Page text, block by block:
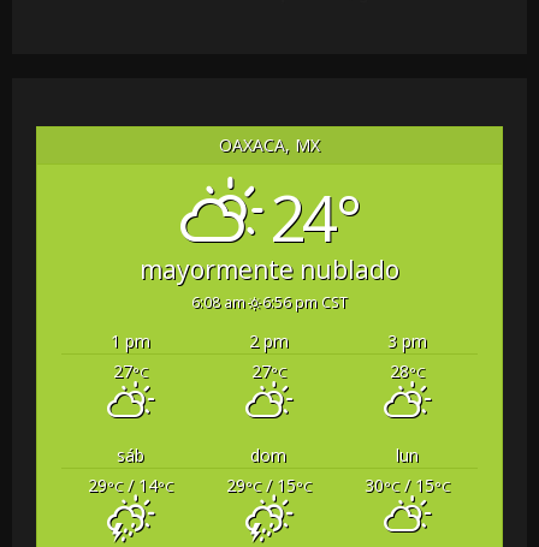
OAXACA, MX
24°
mayormente nublado
6:08 am 6:56 pm CST
1 pm 2 pm
3 pm
27°C 27°C 28°C
sáb dom
lun
29°C/ 14°C 29°C/ 15°C 30°C/ 15°C